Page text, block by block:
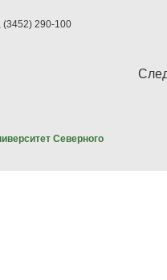
(3452) 290-100
Северного